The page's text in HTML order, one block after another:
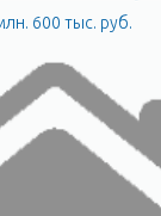
600 тыс. руб.